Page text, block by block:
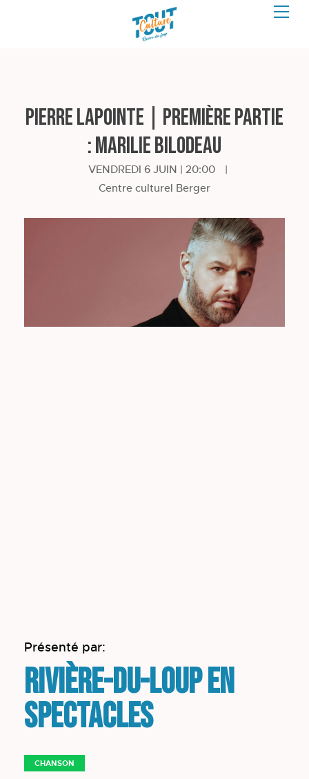
Pierre Lapointe | Première partie
: Marilie Bilodeau
VENDREDI 6 JUIN | 20:00
|
Centre culturel Berger
Présenté par:
Rivière-du-Loup en
spectacles
CHANSON